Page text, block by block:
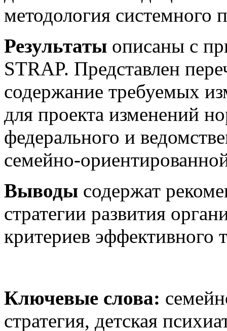
методология системного
Результаты описаны с
STRAP. Представлен
содержание требуемых
для проекта изменений
федерального и
семейно-
Выводы содержат
стратегии развития
критериев эффективного
Ключевые слова:
стратегия, детская